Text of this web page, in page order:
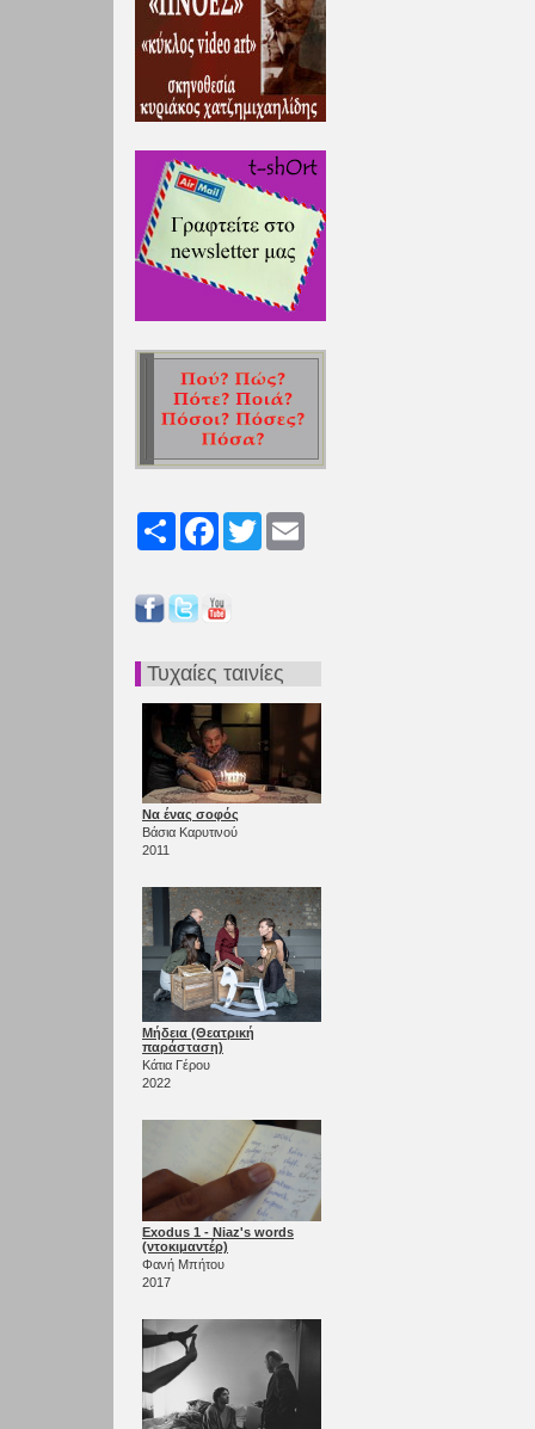
Share FacebookTwitter
Τυχαίες ταινίες
Να ένας σοφός
Βάσια Καρυτινού
2011
Μήδεια (Θεατρική
παράσταση)
Κάτια Γέρου
2022
Exodus 1 - Niaz's words
(ντοκιμαντέρ)
Φανή Μπήτου
2017